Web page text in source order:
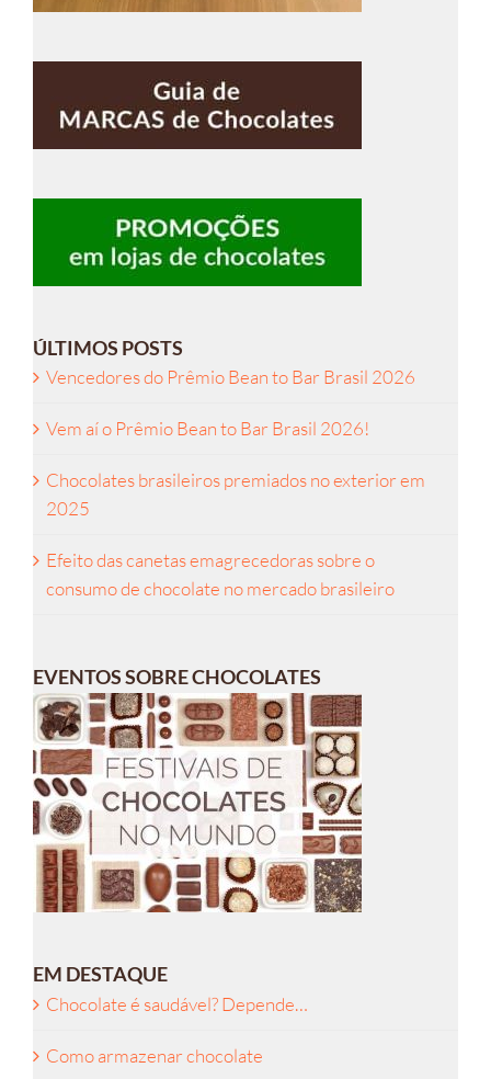
ÚLTIMOS POSTS
Vencedores do Prêmio Bean to Bar Brasil 2026
Vem aí o Prêmio Bean to Bar Brasil 2026!
Chocolates brasileiros premiados no exterior em
2025
Efeito das canetas emagrecedoras sobre o
consumo de chocolate no mercado brasileiro
EVENTOS SOBRE CHOCOLATES
EM DESTAQUE
Chocolate é saudável? Depende…
Como armazenar chocolate